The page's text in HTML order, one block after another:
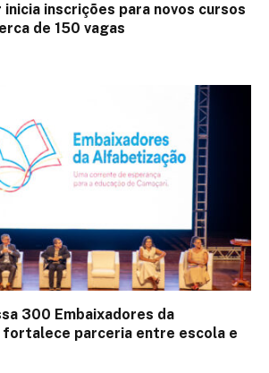
inicia inscrições para novos cursos
de 150 vagas
300 Embaixadores da
parceria entre escola e